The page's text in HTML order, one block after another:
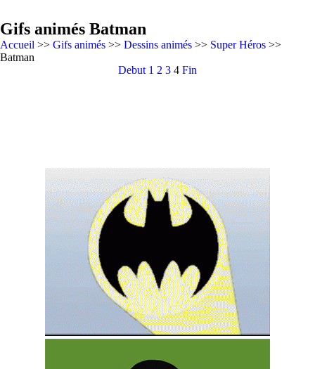
Gifs animés Batman
Accueil >> Gifs animés >> Dessins animés >> Super Héros >>
Batman
Debut 1 2 3 4 Fin